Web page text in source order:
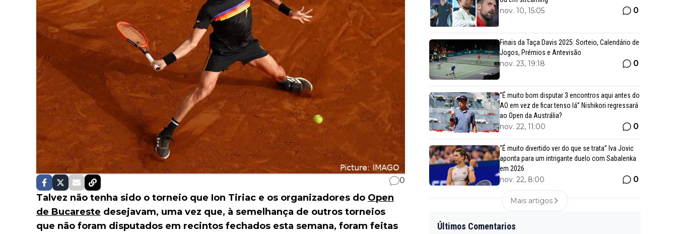
0
Talvez não tenha sido o torneio que Ion Tiriac e os organizadores do Open
de Bucareste desejavam, uma vez que, à semelhança de outros torneios
que não foram disputados em recintos fechados esta semana, foram feitas
nov. 10, 15:05 0
Finais da Taça Davis 2025: Sorteio, Calendário de
Jogos, Prémios e Antevisão
nov. 23, 19:18 0
“É muito bom disputar 3 encontros aqui antes do
AO em vez de ficar tenso lá” Nishikori regressará
ao Open da Austrália?
nov. 22, 11:00 0
“É muito divertido ver do que se trata” Iva Jovic
aponta para um intrigante duelo com Sabalenka
em 2026
nov. 22, 8:00 0
Mais artigos
Últimos Comentarios